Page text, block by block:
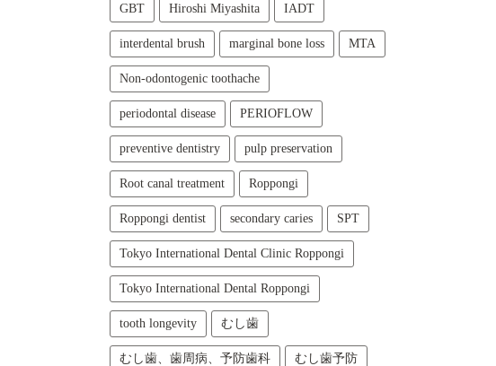
GBT Hiroshi Miyashita IADT
interdental brush marginal bone loss MTA
Non-odontogenic toothache
periodontal disease PERIOFLOW
preventive dentistry pulp preservation
Root canal treatment Roppongi
Roppongi dentist secondary caries SPT
Tokyo International Dental Clinic Roppongi
Tokyo International Dental Roppongi
tooth longevity むし歯
むし歯、歯周病、予防歯科 むし歯予防